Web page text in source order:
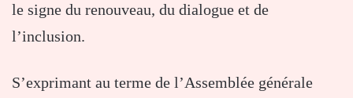
le signe du renouveau, du dialogue et de
l’inclusion.
S’exprimant au terme de l’Assemblée générale